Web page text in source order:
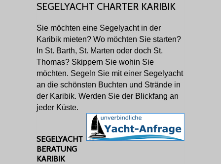
KATAMARAN CHARTER
MOTORYACHT CHARTER
MARINAS
SEGELYACHT CHARTER KARIBIK
Sie möchten eine Segelyacht in der
Karibik mieten? Wo möchten Sie starten?
In St. Barth, St. Marten oder doch St.
Thomas? Skippern Sie wohin Sie
möchten. Segeln Sie mit einer Segelyacht
an die schönsten Buchten und Strände in
der Karibik. Werden Sie der Blickfang an
jeder Küste.
SEGELYACHT
BERATUNG
KARIBIK